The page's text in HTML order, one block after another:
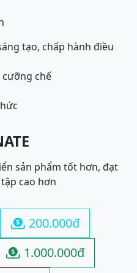
tạo, chấp hành điều
cưỡng chế
sản phẩm tốt hơn, đạt
cao hơn
 200.000đ
 1.000.000đ